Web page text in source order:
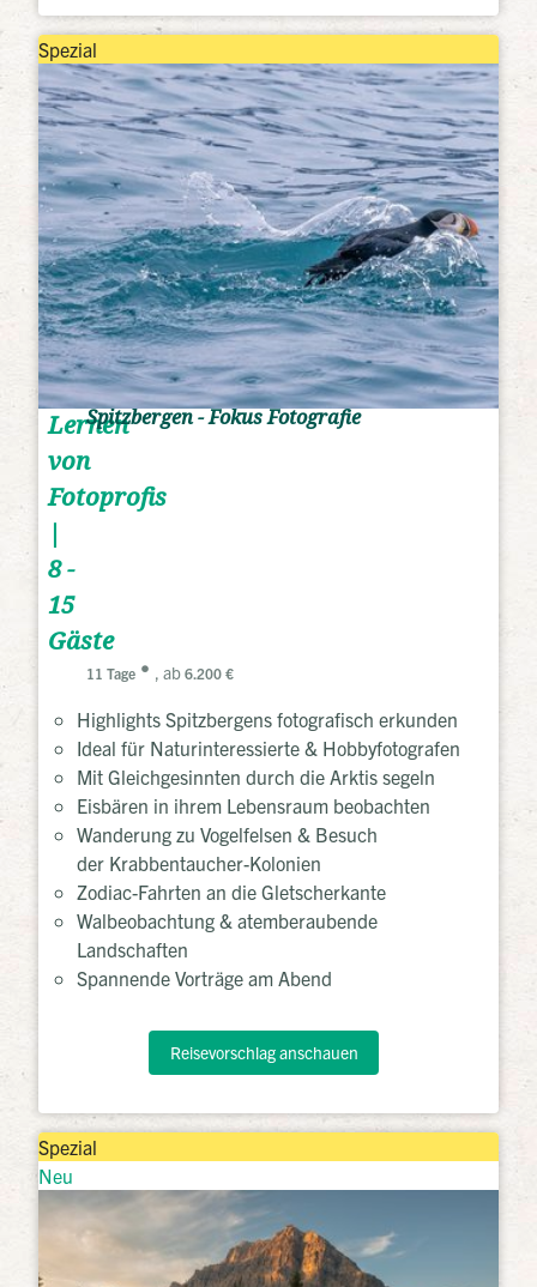
Spezial
Lernen
von
Fotoprofis
|
8 -
15
Gäste
Spitzbergen - Fokus Fotografie
11 Tage , ab 6.200 €
Highlights Spitzbergens fotografisch erkunden
Ideal für Naturinteressierte & Hobbyfotografen
Mit Gleichgesinnten durch die Arktis segeln
Eisbären in ihrem Lebensraum beobachten
Wanderung zu Vogelfelsen & Besuch
der Krabbentaucher-Kolonien
Zodiac-Fahrten an die Gletscherkante
Walbeobachtung & atemberaubende
Landschaften
Spannende Vorträge am Abend
Reisevorschlag anschauen
Spezial
Neu